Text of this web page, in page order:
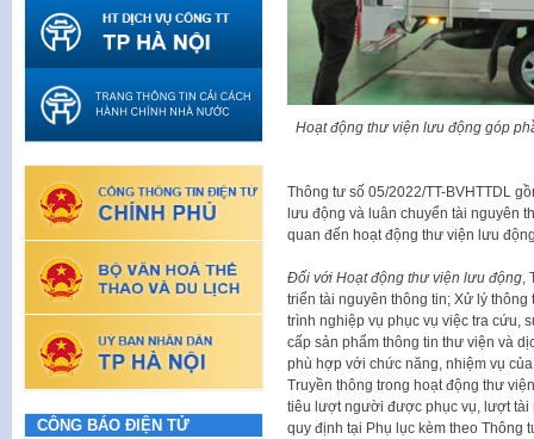
Hoạt động thư viện lưu động góp
Thông tư số 05/2022/TT-BVHTTDL
lưu động và luân chuyển tài nguyên
quan đến hoạt động thư viện lưu
Đối với Hoạt động thư viện lưu động,
triển tài nguyên thông tin; Xử lý
trình nghiệp vụ phục vụ việc tra cứu,
cấp sản phẩm thông tin thư viện và
phù hợp với chức năng, nhiệm vụ
Truyền thông trong hoạt động thư
tiêu lượt người được phục vụ, lượt tài
quy định tại Phụ lục kèm theo
CÔNG BÁO ĐIỆN TỬ